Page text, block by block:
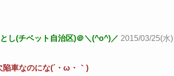
し(チベット自治区)＠＼(^o^)／ 2015/03/25(水
陥車なのにな(´・ω・｀)